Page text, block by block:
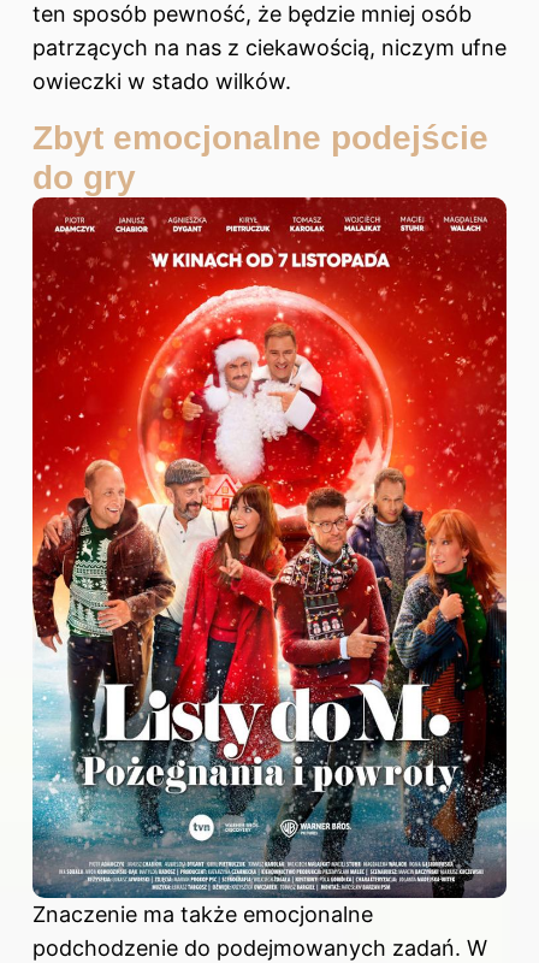
ten sposób pewność, że będzie mniej osób
patrzących na nas z ciekawością, niczym ufne
owieczki w stado wilków.
Zbyt emocjonalne podejście
do gry
Znaczenie ma także emocjonalne
podchodzenie do podejmowanych zadań. W